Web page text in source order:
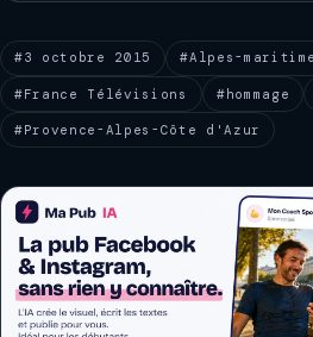
#3 octobre 2015 #Alpes-
#France Télévisions #hommage
#Provence-Alpes-Côte d'Azur